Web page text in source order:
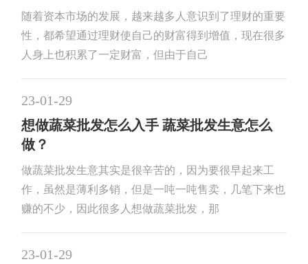
随着资本市场的发展，越来越多人意识到了理财的重要
性，都希望通过理财使自己的财富得到增值，现在很多
人身上也积累了一定财富，但由于自己
23-01-29
想做蔬菜批发怎么入手 蔬菜批发生意怎么
做？
做蔬菜批发生意其实是很辛苦的，因为要很早起来工
作，虽然是薄利多销，但是一吨一吨售卖，几笔下来也
赚的不少，因此很多人想做蔬菜批发，那
23-01-29